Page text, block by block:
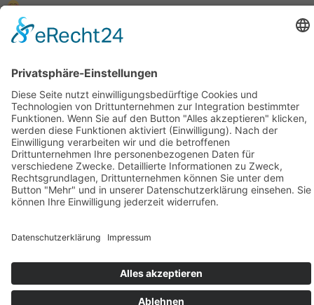
#TKA #Technologiekreis Adlershof e.V.
Geschäftsstelle Adlershof
Kekuléstraße 2-4
12489 Berlin
Fax: +49-30-6392 2282